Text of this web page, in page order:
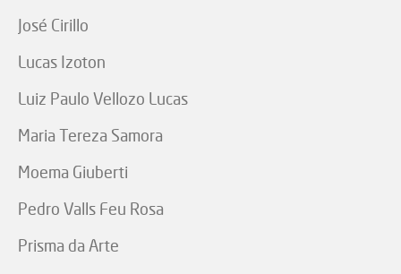
José Cirillo
Lucas Izoton
Luiz Paulo Vellozo Lucas
Maria Tereza Samora
Moema Giuberti
Pedro Valls Feu Rosa
Prisma da Arte